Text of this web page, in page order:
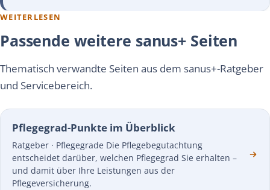
WEITERLESEN
Passende weitere sanus+ Seiten
Thematisch verwandte Seiten aus dem sanus+-Ratgeber
und Servicebereich.
Pflegegrad-Punkte im Überblick
Ratgeber · Pflegegrade Die Pflegebegutachtung
entscheidet darüber, welchen Pflegegrad Sie erhalten –
und damit über Ihre Leistungen aus der
Pflegeversicherung.